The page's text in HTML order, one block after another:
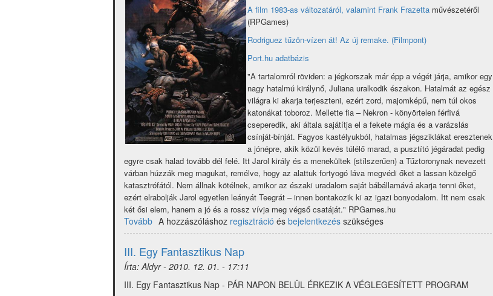
A film 1983-as változatáról, valamint Frank Frazetta művészetéről
(RPGames)
Rodriguez tűzön-vízen át! Az új remake. (Filmpont)
Port.hu adatbázis
"A tartalomról röviden: a jégkorszak már épp a végét járja, amikor egy
nagy hatalmú királynő, Juliana uralkodik északon. Hatalmát az egész
világra ki akarja terjeszteni, ezért zord, majomképű, nem túl okos
katonákat toboroz. Mellette fia – Nekron - könyörtelen férfivá
cseperedik, aki általa sajátítja el a fekete mágia és a varázslás
csínját-bínját. Fagyos kastélyukból, hatalmas jégsziklákat eresztenek
a jónépre, akik közül kevés túlélő marad, a pusztító jégáradat pedig
egyre csak halad tovább dél felé. Itt Jarol király és a menekültek (stílszerűen) a Tűztoronynak nevezett
várban húzzák meg magukat, remélve, hogy az alattuk fortyogó láva megvédi őket a lassan közelgő
katasztrófától. Nem állnak kötélnek, amikor az északi uradalom saját bábállamává akarja tenni őket,
ezért elrabolják Jarol egyetlen leányát Teegrát – innen bontakozik ki az igazi bonyodalom. Itt nem csak
két ősi elem, hanem a jó és a rossz vívja meg végső csatáját." RPGames.hu
Tovább (Tűz
és
Jég
(Rodriguez,
Baksi,
Frazetta...))
A hozzászóláshoz regisztráció és bejelentkezés szükséges
III. Egy Fantasztikus Nap
Írta:Aldyr- 2010. 12. 01. - 17:11
III. Egy Fantasztikus Nap - PÁR NAPON BELÜL ÉRKEZIK A VÉGLEGESÍTETT PROGRAM